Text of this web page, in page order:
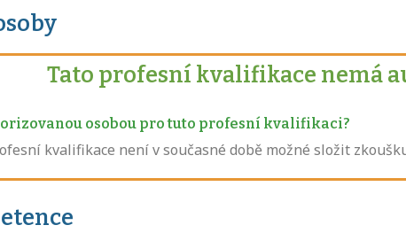
Tato profesní kvalifikace nemá
osobou pro tuto profesní kvalifikaci?
kvalifikace není v současné době možné složit